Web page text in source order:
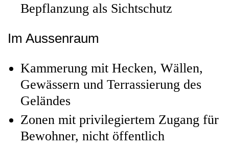
Bepflanzung als Sichtschutz
Im Aussenraum
Kammerung mit Hecken, Wällen,
Gewässern und Terrassierung des
Geländes
Zonen mit privilegiertem Zugang für
Bewohner, nicht öffentlich